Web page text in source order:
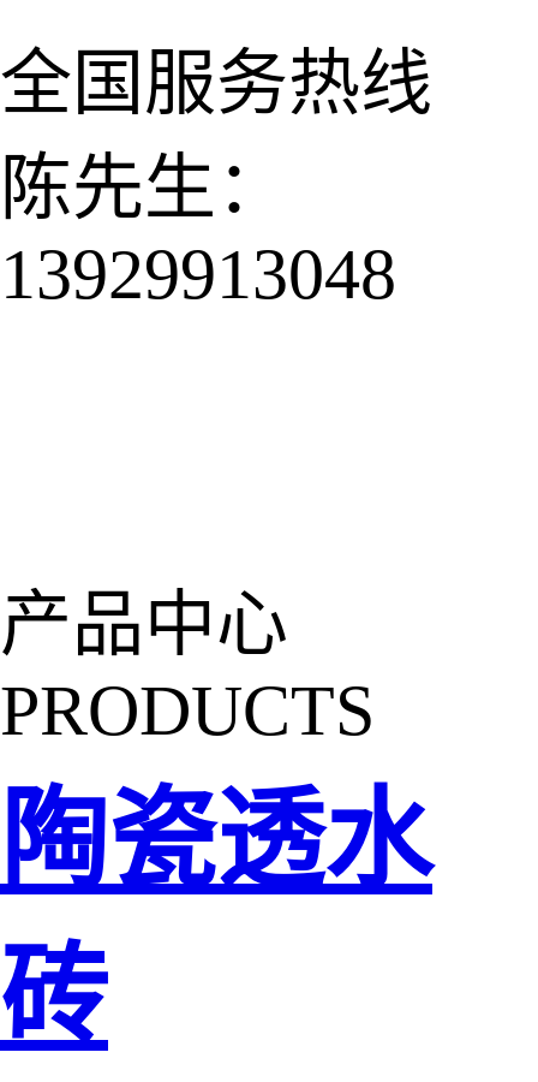
全国服务热线
陈先生：
13929913048
产品中心
PRODUCTS
陶瓷透水
砖